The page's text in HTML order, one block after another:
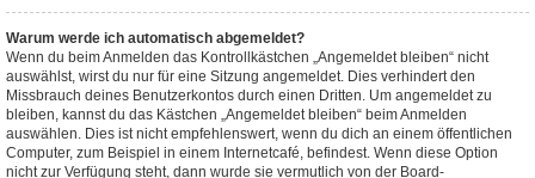
Warum werde ich automatisch abgemeldet?
Wenn du beim Anmelden das Kontrollkästchen „Angemeldet bleiben“ nicht
auswählst, wirst du nur für eine Sitzung angemeldet. Dies verhindert den
Missbrauch deines Benutzerkontos durch einen Dritten. Um angemeldet zu
bleiben, kannst du das Kästchen „Angemeldet bleiben“ beim Anmelden
auswählen. Dies ist nicht empfehlenswert, wenn du dich an einem öffentlichen
Computer, zum Beispiel in einem Internetcafé, befindest. Wenn diese Option
nicht zur Verfügung steht, dann wurde sie vermutlich von der Board-